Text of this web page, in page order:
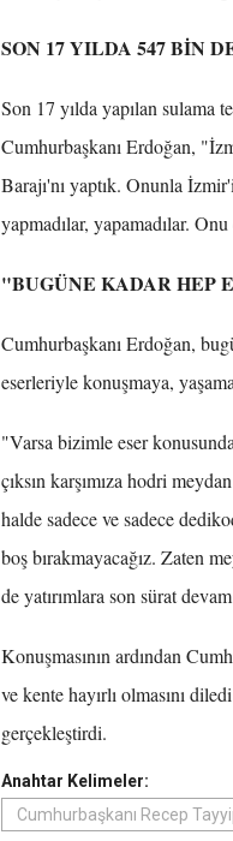
SON 17 YILDA 547 BİN
Son 17 yılda yapılan sulama
Cumhurbaşkanı Erdoğan,
Barajı'nı yaptık. Onunla
yapmadılar, yapamadılar.
"BUGÜNE KADAR HEP
Cumhurbaşkanı Erdoğan,
eserleriyle konuşmaya,
"Varsa bizimle eser
çıksın karşımıza hodri
halde sadece ve sadece
boş bırakmayacağız. Zaten
de yatırımlara son sürat
Konuşmasının ardından
ve kente hayırlı olmasını
gerçekleştirdi.
Anahtar Kelimeler:
Cumhurbaşkanı Recep